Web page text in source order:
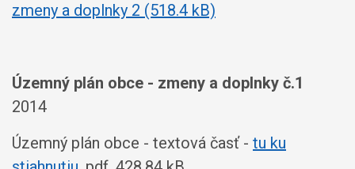
zmeny a doplnky 2 (518.4 kB)
Územný plán obce - zmeny a doplnky č.1
2014
Územný plán obce - textová časť - tu ku